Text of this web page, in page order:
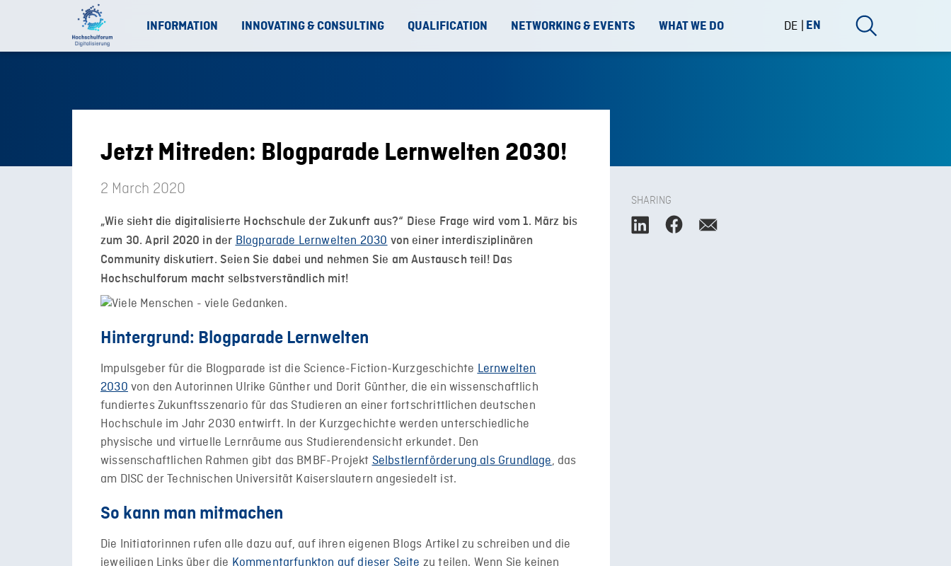
INFORMATION INNOVATING & CONSULTING QUALIFICATION NETWORKING & EVENTS WHAT WE DO DE EN
Jetzt Mitreden: Blogparade Lernwelten 2030!
2 March 2020
„Wie sieht die digitalisierte Hochschule der Zukunft aus?“ Diese Frage wird vom 1. März bis
zum 30. April 2020 in der Blogparade Lernwelten 2030 von einer interdisziplinären
Community diskutiert. Seien Sie dabei und nehmen Sie am Austausch teil! Das
Hochschulforum macht selbstverständlich mit!
Hintergrund: Blogparade Lernwelten
Impulsgeber für die Blogparade ist die Science-Fiction-Kurzgeschichte Lernwelten
2030 von den Autorinnen Ulrike Günther und Dorit Günther, die ein wissenschaftlich
fundiertes Zukunftsszenario für das Studieren an einer fortschrittlichen deutschen
Hochschule im Jahr 2030 entwirft. In der Kurzgechichte werden unterschiedliche
physische und virtuelle Lernräume aus Studierendensicht erkundet. Den
wissenschaftlichen Rahmen gibt das BMBF-Projekt Selbstlernförderung als Grundlage, das
am DISC der Technischen Universität Kaiserslautern angesiedelt ist.
So kann man mitmachen
Die Initiatorinnen rufen alle dazu auf, auf ihren eigenen Blogs Artikel zu schreiben und die
jeweiligen Links über die Kommentarfunkton auf dieser Seite zu teilen. Wenn Sie keinen
SHARING